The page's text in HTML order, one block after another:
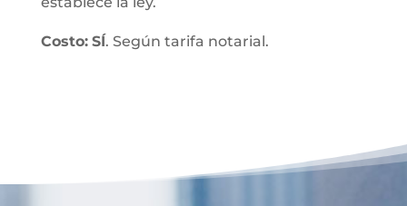
Costo: SÍ. Según tarifa notarial.